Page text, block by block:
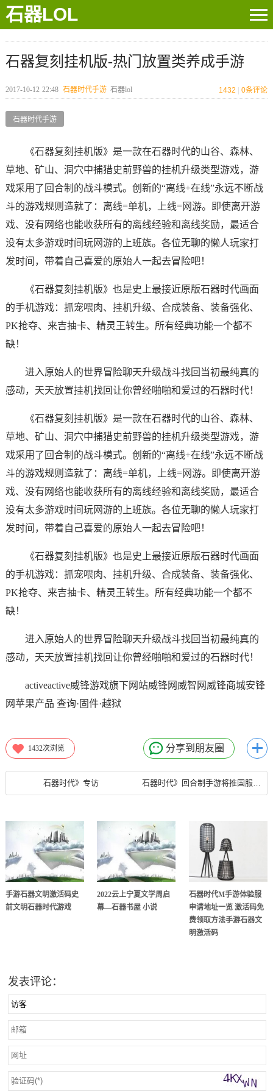
石器LOL
石器复刻挂机版-热门放置类养成手游
2017-10-12 22:48 石器时代手游 石器lol 1432 0条评论
石器时代手游
《石器复刻挂机版》是一款在石器时代的山谷、森林、
草地、矿山、洞穴中捕猎史前野兽的挂机升级类型游戏，游
戏采用了回合制的战斗模式。创新的“离线+在线”永远不断战
斗的游戏规则造就了：离线=单机，上线=网游。即使离开游
戏、没有网络也能收获所有的离线经验和离线奖励，最适合
没有太多游戏时间玩网游的上班族。各位无聊的懒人玩家打
发时间，带着自己喜爱的原始人一起去冒险吧！
《石器复刻挂机版》也是史上最接近原版石器时代画面
的手机游戏：抓宠喂肉、挂机升级、合成装备、装备强化、
PK抢夺、来吉抽卡、精灵王转生。所有经典功能一个都不
缺！
进入原始人的世界冒险聊天升级战斗找回当初最纯真的
感动，天天放置挂机找回让你曾经啪啪和爱过的石器时代！
《石器复刻挂机版》是一款在石器时代的山谷、森林、
草地、矿山、洞穴中捕猎史前野兽的挂机升级类型游戏，游
戏采用了回合制的战斗模式。创新的“离线+在线”永远不断战
斗的游戏规则造就了：离线=单机，上线=网游。即使离开游
戏、没有网络也能收获所有的离线经验和离线奖励，最适合
没有太多游戏时间玩网游的上班族。各位无聊的懒人玩家打
发时间，带着自己喜爱的原始人一起去冒险吧！
《石器复刻挂机版》也是史上最接近原版石器时代画面
的手机游戏：抓宠喂肉、挂机升级、合成装备、装备强化、
PK抢夺、来吉抽卡、精灵王转生。所有经典功能一个都不
缺！
进入原始人的世界冒险聊天升级战斗找回当初最纯真的
感动，天天放置挂机找回让你曾经啪啪和爱过的石器时代！
activeactive威锋游戏旗下网站威锋网威智网威锋商城安锋
网苹果产品 查询·固件·越狱
1432次浏览 分享到朋友圈
石器时代》专访 石器时代》回合制手游将推国服 下周开启首测
手游石器文明激活码史
前文明石器时代游戏
2022云上宁夏文学周启
幕—石器书屋 小说
石器时代M手游体验服
申请地址一览 激活码免
费领取方法手游石器文
明激活码
发表评论：